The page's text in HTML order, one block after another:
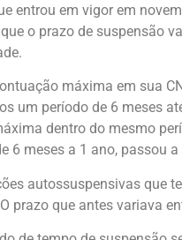
entrou em vigor em
o prazo de suspensão
máxima em sua
um período de 6 meses
dentro do mesmo
6 meses a 1 ano, passou
autossuspensivas que
prazo que antes variava